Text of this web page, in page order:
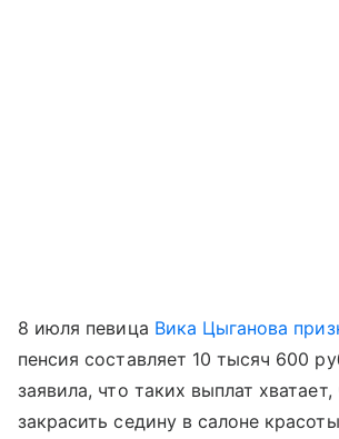
8 июля певица Вика Цыганова
пенсия составляет 10 тысяч 600
заявила, что таких выплат хватает,
закрасить седину в салоне